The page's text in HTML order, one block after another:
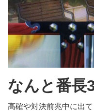
なんと番長
高確や対決前兆中に出